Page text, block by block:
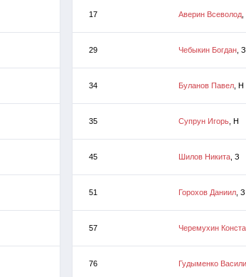
17 Аверин Всеволод,
29 Чебыкин Богдан, З
34 Буланов Павел, Н
35 Супрун Игорь, Н
45 Шилов Никита, З
51 Горохов Даниил, З
57 Черемухин
76 Гудыменко